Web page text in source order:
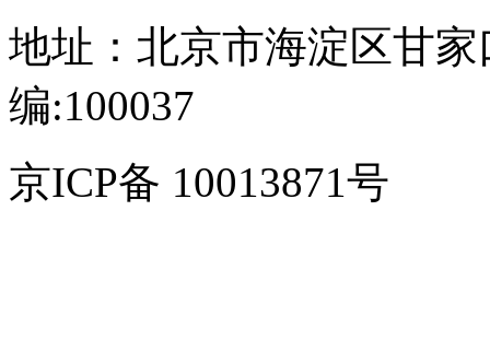
地址：北京市海淀区甘
编:100037
京ICP备 10013871号